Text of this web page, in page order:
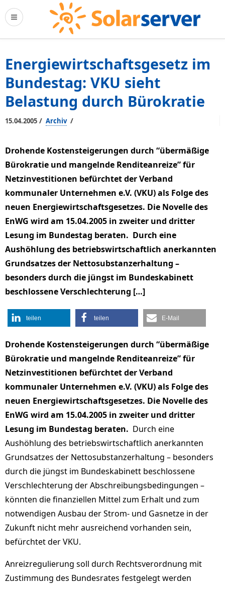
Energiewirtschaftsgesetz im
Bundestag: VKU sieht
Belastung durch Bürokratie
15.04.2005 / Archiv /
Drohende Kostensteigerungen durch “übermäßige
Bürokratie und mangelnde Renditeanreize” für
Netzinvestitionen befürchtet der Verband
kommunaler Unternehmen e.V. (VKU) als Folge des
neuen Energiewirtschaftsgesetzes. Die Novelle des
EnWG wird am 15.04.2005 in zweiter und dritter
Lesung im Bundestag beraten. Durch eine
Aushöhlung des betriebswirtschaftlich anerkannten
Grundsatzes der Nettosubstanzerhaltung –
besonders durch die jüngst im Bundeskabinett
beschlossene Verschlechterung […]
teilen teilen E-Mail
Drohende Kostensteigerungen durch “übermäßige
Bürokratie und mangelnde Renditeanreize” für
Netzinvestitionen befürchtet der Verband
kommunaler Unternehmen e.V. (VKU) als Folge des
neuen Energiewirtschaftsgesetzes. Die Novelle des
EnWG wird am 15.04.2005 in zweiter und dritter
Lesung im Bundestag beraten. Durch eine
Aushöhlung des betriebswirtschaftlich anerkannten
Grundsatzes der Nettosubstanzerhaltung – besonders
durch die jüngst im Bundeskabinett beschlossene
Verschlechterung der Abschreibungsbedingungen –
könnten die finanziellen Mittel zum Erhalt und zum
notwendigen Ausbau der Strom- und Gasnetze in der
Zukunft nicht mehr ausreichend vorhanden sein,
befürchtet der VKU.
Anreizregulierung soll durch Rechtsverordnung mit
Zustimmung des Bundesrates festgelegt werden